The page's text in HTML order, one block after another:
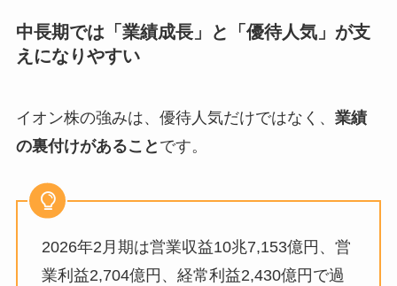
中長期では「業績成長」と「優待人気」が支
えになりやすい
イオン株の強みは、優待人気だけではなく、 業績
の裏付けがあること です。
2026年2月期は営業収益10兆7,153億円、営
業利益2,704億円、経常利益2,430億円で過